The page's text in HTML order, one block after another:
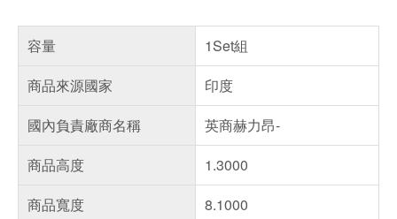
容量
1Set組
商品來源國家
印度
國內負責廠商名稱
英商赫力昂-
商品高度
1.3000
商品寬度
8.1000